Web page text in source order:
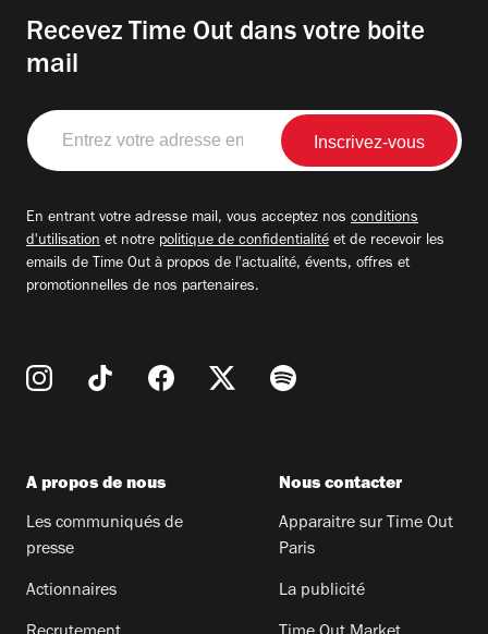
Recevez Time Out dans votre boite
mail
Entrez
votre
adresse
En entrant votre adresse mail, vous acceptez nos conditions
d'utilisation et notre politique de confidentialité et de recevoir les
emails de Time Out à propos de l'actualité, évents, offres et
promotionnelles de nos partenaires.
A propos de nous
Les communiqués de
presse
Actionnaires
Nous contacter
Apparaitre sur Time Out
Paris
La publicité